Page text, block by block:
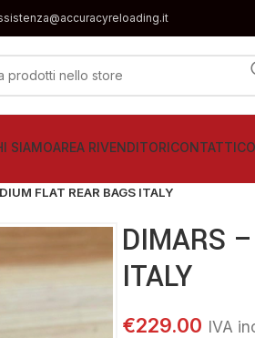
SIAMOAREA RIVENDITORICONTATTI
FLAT REAR BAGS ITALY
DIMARS
ITALY
€229.00